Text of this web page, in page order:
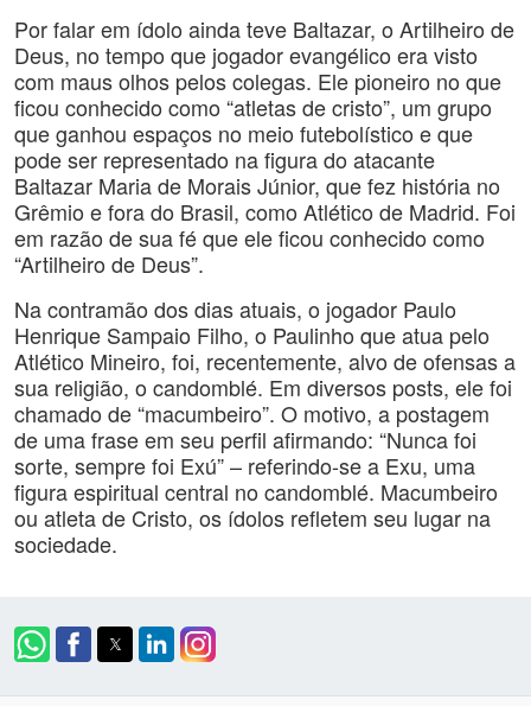
Por falar em ídolo ainda teve Baltazar, o Artilheiro de
Deus, no tempo que jogador evangélico era visto
com maus olhos pelos colegas. Ele pioneiro no que
ficou conhecido como “atletas de cristo”, um grupo
que ganhou espaços no meio futebolístico e que
pode ser representado na figura do atacante
Baltazar Maria de Morais Júnior, que fez história no
Grêmio e fora do Brasil, como Atlético de Madrid. Foi
em razão de sua fé que ele ficou conhecido como
“Artilheiro de Deus”.
Na contramão dos dias atuais, o jogador Paulo
Henrique Sampaio Filho, o Paulinho que atua pelo
Atlético Mineiro, foi, recentemente, alvo de ofensas a
sua religião, o candomblé. Em diversos posts, ele foi
chamado de “macumbeiro”. O motivo, a postagem
de uma frase em seu perfil afirmando: “Nunca foi
sorte, sempre foi Exú” – referindo-se a Exu, uma
figura espiritual central no candomblé. Macumbeiro
ou atleta de Cristo, os ídolos refletem seu lugar na
sociedade.